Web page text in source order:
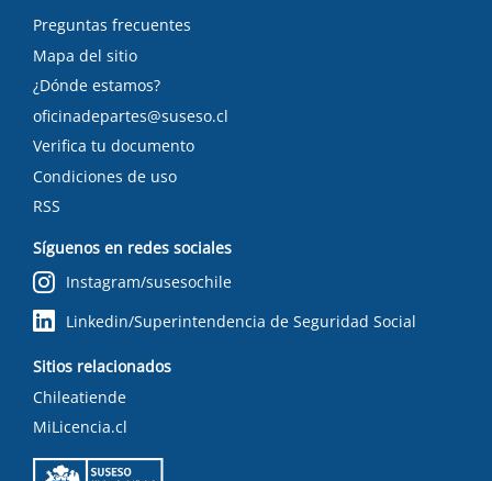
Preguntas frecuentes
Mapa del sitio
¿Dónde estamos?
oficinadepartes@suseso.cl
Verifica tu documento
Condiciones de uso
RSS
Síguenos en redes sociales
Instagram/susesochile
Linkedin/Superintendencia de Seguridad Social
Sitios relacionados
Chileatiende
MiLicencia.cl